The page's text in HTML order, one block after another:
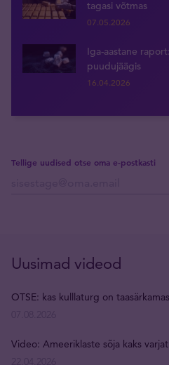
tagasi võtmas
07.05.2026
Iga-aastane
puudujäägis
16.04.2026
Tellige uudised otse oma e-postkasti
Uusimad videod
OTSE: kas kulllaturg on
Video: Ameeriklaste sõja kaks